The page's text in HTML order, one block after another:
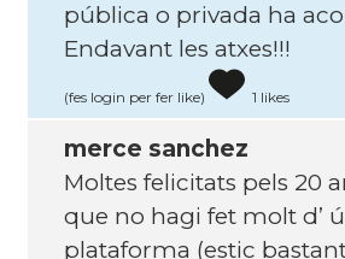
pública o privada ha
Endavant les atxes!!!
(fes login per fer like) 1 likes
merce sanchez
Moltes felicitats pels 20
que no hagi fet molt d’
plataforma (estic